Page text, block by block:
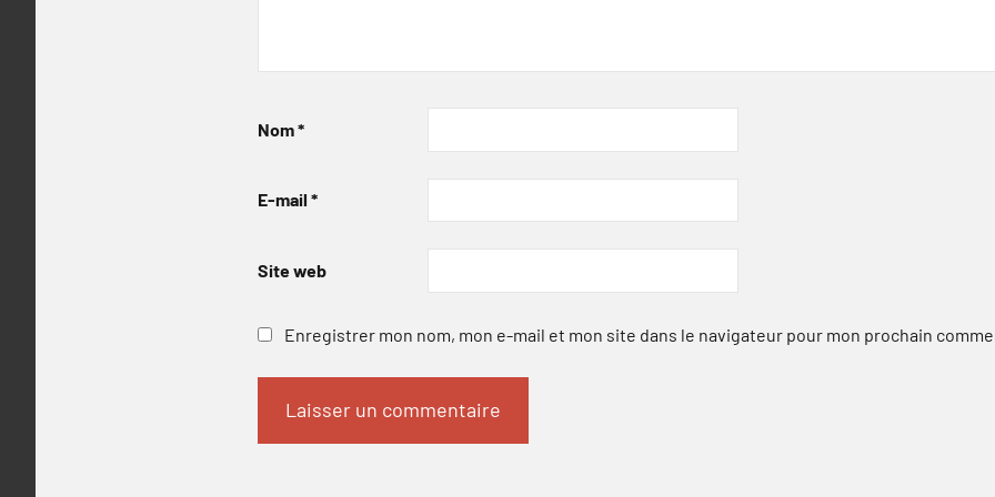
Nom*
E-mail *
Site web
Enregistrer mon nom, mon e-mail et mon site dans le navigateur pour mon prochain